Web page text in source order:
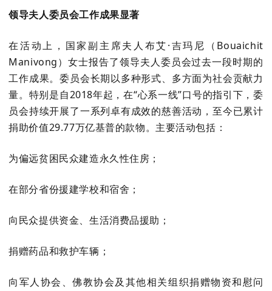
领导夫人委员会工作成果显著
在活动上，国家副主席夫人布艾·吉玛尼（Bouaichit
Manivong）女士报告了领导夫人委员会过去一段时期的
工作成果。委员会长期以多种形式、多方面为社会贡献力
量。特别是自2018年起，在“心系一线”口号的指引下，委
员会持续开展了一系列卓有成效的慈善活动，至今已累计
捐助价值29.77万亿基普的款物。主要活动包括：
为偏远贫困民众建造永久性住房；
在部分省份援建学校和宿舍；
向民众提供资金、生活消费品援助；
捐赠药品和救护车辆；
向军人协会、佛教协会及其他相关组织捐赠物资和慰问